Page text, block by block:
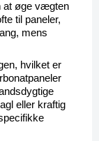
at øge vægten
til paneler,
mens
hvilket er
eller kraftig